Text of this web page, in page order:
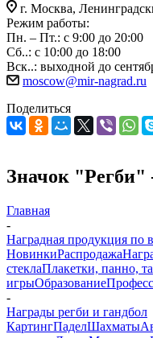
г. Москва,
Режим работы:
Пн. – Пт.: с 9:00 до 20:00
Сб..: с 10:00 до 18:00
Вск..: выходной до
moscow@mir-nagrad.ru
Поделиться
Значок "Регби"
Главная
-
Наградная продукция по
НовинкиРаспродажа
стеклаПлакетки, панно,
игрыОбразование
-
Награды регби и гандбол
КартингПаделШахматы